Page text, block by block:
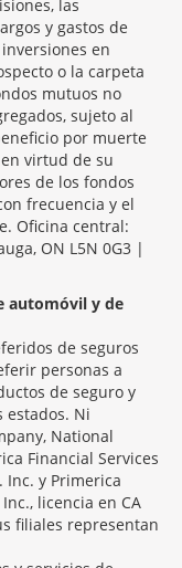
las
y gastos de
en
o la carpeta
mutuos no
sujeto al
por muerte
virtud de su
de los fondos
frecuencia y el
Oficina central:
ON L5N 0G3 |
automóvil y de
de seguros
personas a
de seguro y
estados. Ni
National
Financial Services
Inc. y Primerica
licencia en CA
filiales representan